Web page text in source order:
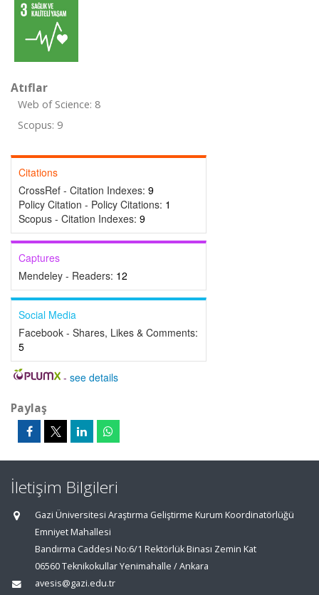
Atıflar
Web of Science: 8
Scopus: 9
Citations
CrossRef - Citation Indexes: 9
Policy Citation - Policy Citations: 1
Scopus - Citation Indexes: 9
Captures
Mendeley - Readers: 12
Social Media
Facebook - Shares, Likes & Comments:
5
- see details
Paylaş
İletişim Bilgileri
Gazi Üniversitesi Araştırma Geliştirme Kurum Koordinatörlüğü
Emniyet Mahallesi
Bandırma Caddesi No:6/1 Rektörlük Binası Zemin Kat
06560 Teknikokullar Yenimahalle / Ankara
avesis@gazi.edu.tr